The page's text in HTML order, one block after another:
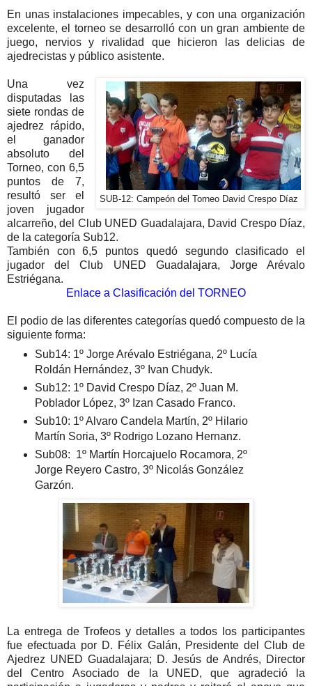
En unas instalaciones impecables, y con una organización
excelente, el torneo se desarrolló con un gran ambiente de
juego, nervios y rivalidad que hicieron las delicias de
ajedrecistas y público asistente.
SUB-12: Campeón del Torneo David Crespo Díaz
Una vez
disputadas las
siete rondas de
ajedrez rápido,
el ganador
absoluto del
Torneo, con 6,5
puntos de 7,
resultó ser el
joven jugador
alcarreño, del Club UNED Guadalajara, David Crespo Díaz,
de la categoría Sub12.
También con 6,5 puntos quedó segundo clasificado el
jugador del Club UNED Guadalajara, Jorge Arévalo
Estriégana.
Enlace a Clasificación del TORNEO
El podio de las diferentes categorías quedó compuesto de la
siguiente forma:
Sub14: 1º Jorge Arévalo Estriégana, 2º Lucía
Roldán Hernández, 3º Ivan Chudyk.
Sub12: 1º David Crespo Díaz, 2º Juan M.
Poblador López, 3º Izan Casado Franco.
Sub10: 1º Alvaro Candela Martín, 2º Hilario
Martín Soria, 3º Rodrigo Lozano Hernanz.
Sub08: 1º Martín Horcajuelo Rocamora, 2º
Jorge Reyero Castro, 3º Nicolás González
Garzón.
La entrega de Trofeos y detalles a todos los participantes
fue efectuada por D. Félix Galán, Presidente del Club de
Ajedrez UNED Guadalajara; D. Jesús de Andrés, Director
del Centro Asociado de la UNED, que agradeció la